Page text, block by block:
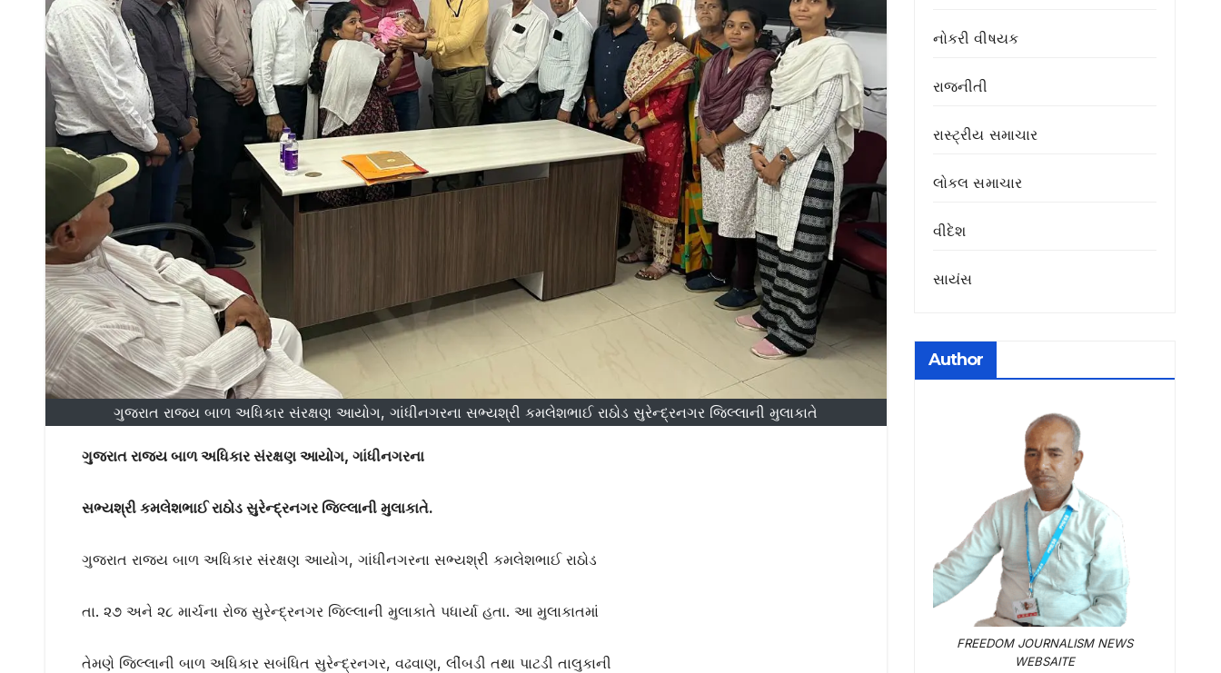
ગુજરાત રાજ્ય બાળ અધિકાર સંરક્ષણ આયોગ, ગાંધીનગરના સભ્યશ્રી કમલેશભાઈ રાઠોડ સુરેન્દ્રનગર જિલ્લાની મુલાકાતે
ગુજરાત રાજ્ય બાળ અધિકાર સંરક્ષણ આયોગ, ગાંધીનગરના
સભ્યશ્રી કમલેશભાઈ રાઠોડ સુરેન્દ્રનગર જિલ્લાની મુલાકાતે.
ગુજરાત રાજ્ય બાળ અધિકાર સંરક્ષણ આયોગ, ગાંધીનગરના સભ્યશ્રી કમલેશભાઈ રાઠોડ
તા. ૨૭ અને ૨૮ માર્ચના રોજ સુરેન્દ્રનગર જિલ્લાની મુલાકાતે પધાર્યા હતા. આ મુલાકાતમાં
તેમણે જિલ્લાની બાળ અધિકાર સબંધિત સુરેન્દ્રનગર, વઢવાણ, લીંબડી તથા પાટડી તાલુકાની
નોકરી વીષયક
રાજનીતી
રાસ્ટ્રીય સમાચાર
લોકલ સમાચાર
વીદેશ
સાયંસ
Author
FREEDOM JOURNALISM NEWS
WEBSAITE